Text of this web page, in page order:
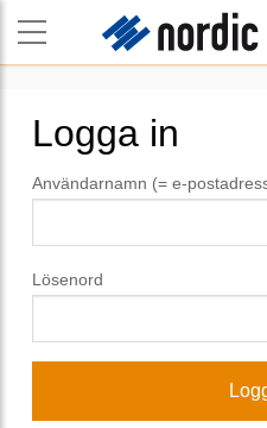
Logga in
Användarnamn (= e-
Lösenord